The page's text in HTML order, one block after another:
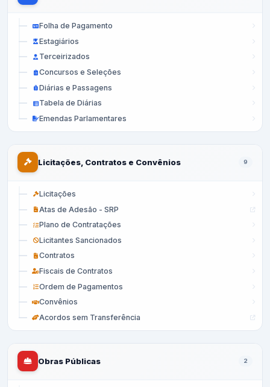
Folha de Pagamento
Estagiários
Terceirizados
Concursos e Seleções
Diárias e Passagens
Tabela de Diárias
Emendas Parlamentares
Licitações, Contratos e Convênios 9
Licitações
Atas de Adesão - SRP
Plano de Contratações
Licitantes Sancionados
Contratos
Fiscais de Contratos
Ordem de Pagamentos
Convênios
Acordos sem Transferência
Obras Públicas 2